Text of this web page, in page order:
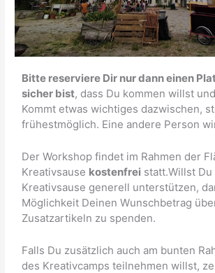
Bitte reserviere Dir nur dann einen
sicher bist, dass Du kommen willst
Kommt etwas wichtiges dazwischen,
frühestmöglich. Eine andere Person
Der Workshop findet im Rahmen der
Kreativsause kostenfrei statt.Willst Du
Kreativsause generell unterstützen,
Möglichkeit Deinen Wunschbetrag
Zusatzartikeln zu spenden.
Falls Du zusätzlich auch am bunten
des Kreativcamps teilnehmen willst,